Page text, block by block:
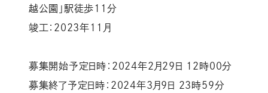
越公園」駅徒歩11分
竣工：2023年11月
募集開始予定日時：2024年2月29日 12時00分
募集終了予定日時：2024年3月9日 23時59分